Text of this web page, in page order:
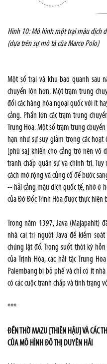
Hình 10: Mô hình một trại mậu dịch
(dựa trên sự mô tả của Marco Polo)
Một số trại và khu bao quanh sau
chuyển lớn hơn. Một trạm trung
đổi các hàng hóa ngoại quốc với ít
cảng. Phần lớn các trạm trung
Trung Hoa. Một số trạm trung
hạn như sự suy giảm trong các
[phù sa] khiến cho cảng trở nên vô
tranh chấp quân sự và chính trị.
cách mở rộng và củng cố để bước
-- hải cảng mậu dịch quốc tế, nhờ ở
của Đô Đốc Trình Hòa được thực
Trong năm 1397, Java (Majapahit)
nhà cai trị người Java để kiểm
chúng lật đổ. Trong suốt thời kỳ
của Trịnh Hòa, các hải tặc Trung
Palembang bị bỏ phế và chỉ có ít
có các cuộc tranh chấp và tình trạng
***
ĐỀN THỜ MAZU [THIÊN HẬU] VÀ CÁC
CỦA MÔ HÌNH ĐÔ THỊ DUYÊN HẢI